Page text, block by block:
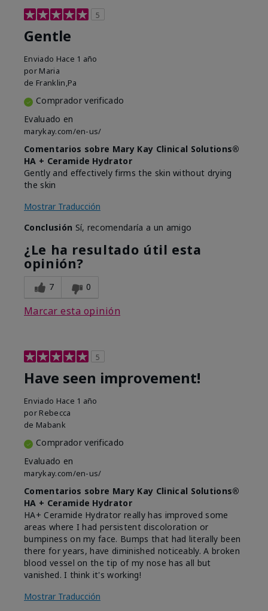
5
Gentle
Enviado Hace 1 año
por Maria
de Franklin,Pa
Comprador verificado
Evaluado en
marykay.com/en-us/
Comentarios sobre Mary Kay Clinical Solutions®
HA + Ceramide Hydrator
Gently and effectively firms the skin without drying
the skin
Mostrar Traducción
Conclusión Sí, recomendaría a un amigo
¿Le ha resultado útil esta
opinión?
7 0
Marcar esta opinión
5
Have seen improvement!
Enviado Hace 1 año
por Rebecca
de Mabank
Comprador verificado
Evaluado en
marykay.com/en-us/
Comentarios sobre Mary Kay Clinical Solutions®
HA + Ceramide Hydrator
HA+ Ceramide Hydrator really has improved some
areas where I had persistent discoloration or
bumpiness on my face. Bumps that had literally been
there for years, have diminished noticeably. A broken
blood vessel on the tip of my nose has all but
vanished. I think it's working!
Mostrar Traducción